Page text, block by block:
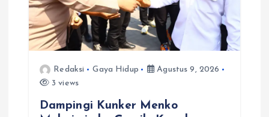
Redaksi Gaya Hidup
Agustus 9, 2026
3 views
Dampingi Kunker Menko